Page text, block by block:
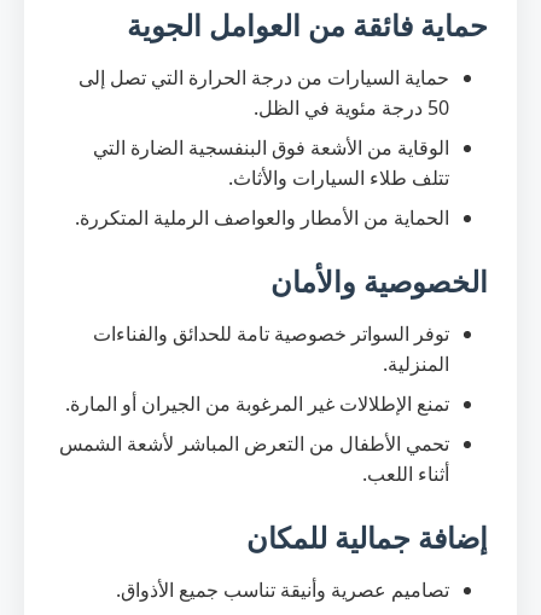
حماية فائقة من العوامل الجوية
حماية السيارات من درجة الحرارة التي تصل إلى
50 درجة مئوية في الظل.
الوقاية من الأشعة فوق البنفسجية الضارة التي
تتلف طلاء السيارات والأثاث.
الحماية من الأمطار والعواصف الرملية المتكررة.
الخصوصية والأمان
توفر السواتر خصوصية تامة للحدائق والفناءات
المنزلية.
تمنع الإطلالات غير المرغوبة من الجيران أو المارة.
تحمي الأطفال من التعرض المباشر لأشعة الشمس
أثناء اللعب.
إضافة جمالية للمكان
تصاميم عصرية وأنيقة تناسب جميع الأذواق.